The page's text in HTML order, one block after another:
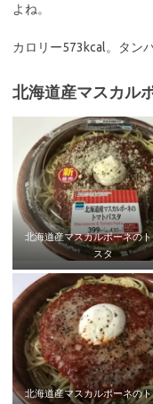
よね。
カロリー573kcal。タン
北海道産マスカル
北海道産マスカルポーネの
スタ
北海道産マスカルポーネの